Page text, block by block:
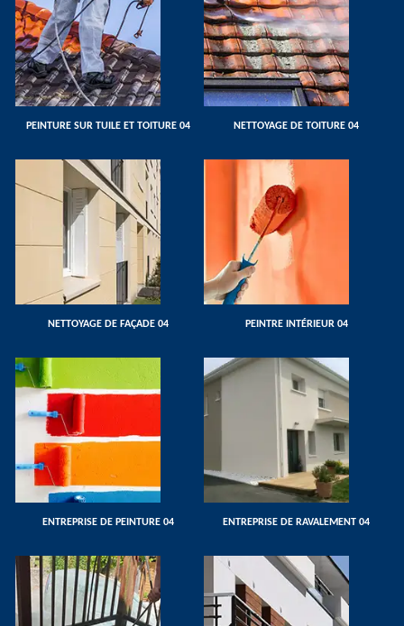
PEINTURE SUR TUILE ET TOITURE 04 NETTOYAGE DE TOITURE 04
NETTOYAGE DE FAÇADE 04 PEINTRE INTÉRIEUR 04
ENTREPRISE DE PEINTURE 04 ENTREPRISE DE RAVALEMENT 04